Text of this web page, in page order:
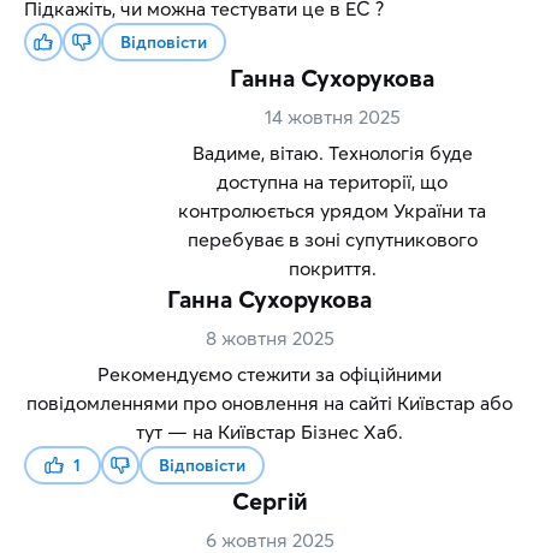
Підкажіть, чи можна тестувати це в ЕС ?
Відповісти
Ганна Сухорукова
14 жовтня 2025
Вадиме, вітаю. Технологія буде
доступна на території, що
контролюється урядом України та
перебуває в зоні супутникового
покриття.
Ганна Сухорукова
8 жовтня 2025
Рекомендуємо стежити за офіційними
повідомленнями про оновлення на сайті Київстар або
тут — на Київстар Бізнес Хаб.
1 Відповісти
Сергій
6 жовтня 2025